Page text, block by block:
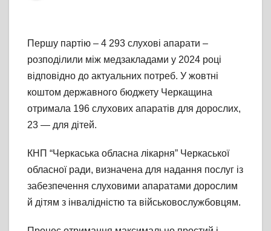
Першу партію – 4 293 слухові апарати –
розподілили між медзакладами у 2024 році
відповідно до актуальних потреб. У жовтні
коштом державного бюджету Черкащина
отримала 196 слухових апаратів для дорослих,
23 — для дітей.
КНП “Черкаська обласна лікарня” Черкаської
обласної ради, визначена для надання послуг із
забезпечення слуховими апаратами дорослим
й дітям з інвалідністю та військовослужбовцям.